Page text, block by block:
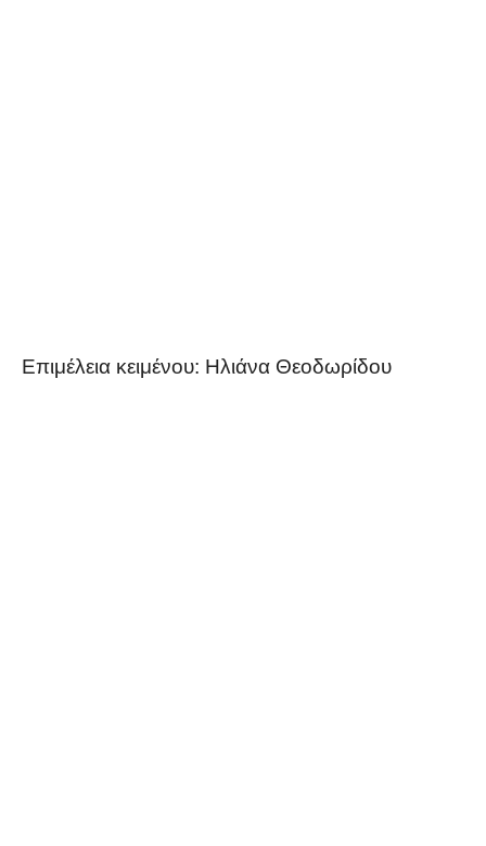
Επιμέλεια κειμένου: Ηλιάνα Θεοδωρίδου